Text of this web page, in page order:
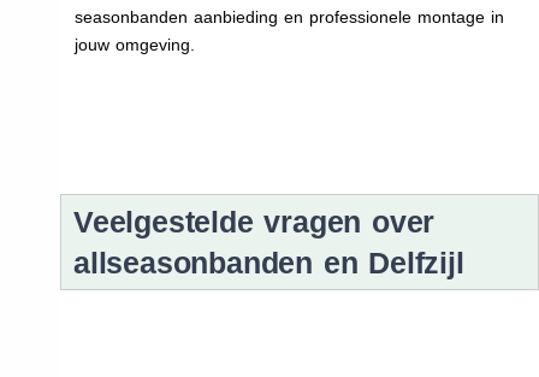
seasonbanden aanbieding en professionele montage in
jouw omgeving.
Veelgestelde vragen over
allseasonbanden en Delfzijl